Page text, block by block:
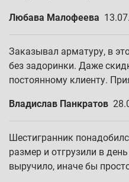
Любава Малофеева
Заказывал арматуру, в
без задоринки. Даже
постоянному клиенту.
Владислав Панкратов
Шестигранник
размер и отгрузили в
выручило, иначе бы